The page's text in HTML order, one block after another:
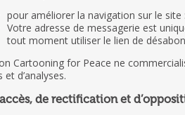
pour améliorer la navigation sur le
Votre adresse de messagerie est
tout moment utiliser le lien de
Cartooning for Peace ne
d’analyses.
de rectification et